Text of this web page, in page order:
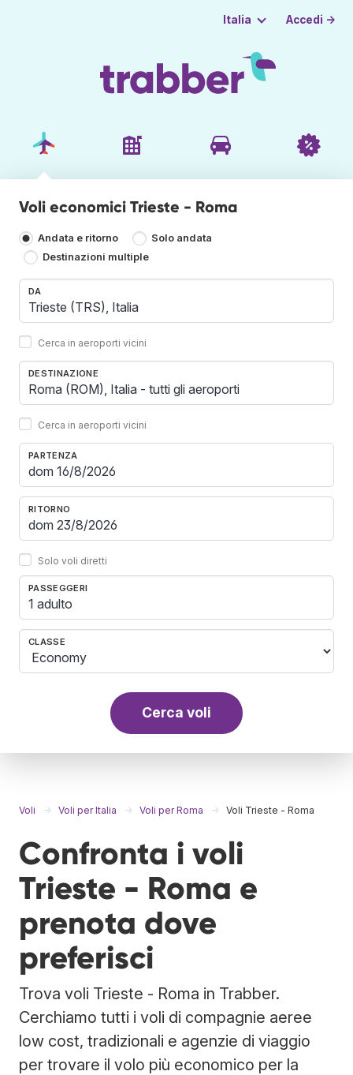
Italia Accedi →
Voli economici Trieste - Roma
Andata e ritorno
Solo andata
Destinazioni multiple
DA
Cerca in aeroporti vicini
DESTINAZIONE
Cerca in aeroporti vicini
PARTENZA
RITORNO
Solo voli diretti
PASSEGGERI
1 adulto
CLASSE
Cerca voli
Voli Voli per Italia Voli per Roma Voli Trieste - Roma
Confronta i voli
Trieste - Roma e
prenota dove
preferisci
Trova voli Trieste - Roma in Trabber.
Cerchiamo tutti i voli di compagnie aeree
low cost, tradizionali e agenzie di viaggio
per trovare il volo più economico per la